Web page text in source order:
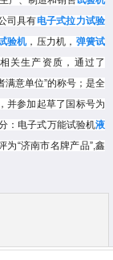
司具有电子式拉力试验
验机，压力机， 弹簧试
关生产资质，通过了
满意单位”的称号；是全
并参加起草了国标号为
：电子式万能试验机液
为“济南市名牌产品”, 鑫